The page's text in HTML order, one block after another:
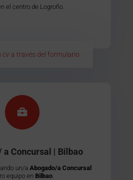
el centro de Logroño.
cv a través del formulario

a Concursal | Bilbao
un/a Abogado/a Concursal
equipo en Bilbao.